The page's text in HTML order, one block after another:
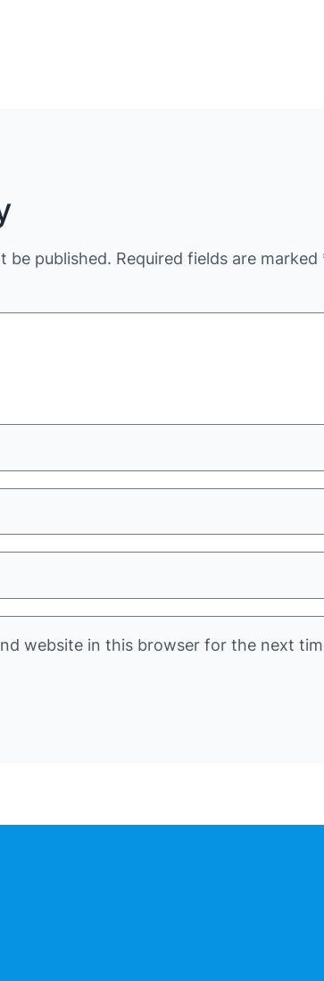
be published. Required fields are marked
website in this browser for the next